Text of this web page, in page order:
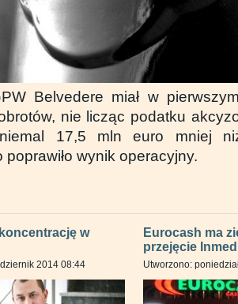
Belvedere miał w
nie licząc podatku
17,5 mln euro mniej
wynik operacyjny.
w
2014 08:44
Eurocash ma
przejęcie
Utworzono: